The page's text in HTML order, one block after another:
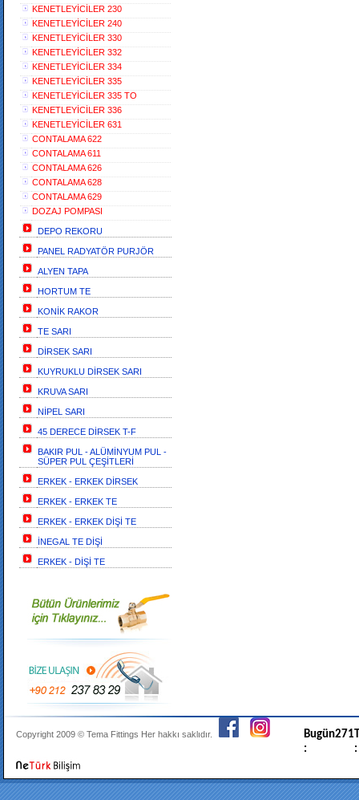
KENETLEYİCİLER 230
KENETLEYİCİLER 240
KENETLEYİCİLER 330
KENETLEYİCİLER 332
KENETLEYİCİLER 334
KENETLEYİCİLER 335
KENETLEYİCİLER 335 TO
KENETLEYİCİLER 336
KENETLEYİCİLER 631
CONTALAMA 622
CONTALAMA 611
CONTALAMA 626
CONTALAMA 628
CONTALAMA 629
DOZAJ POMPASI
DEPO REKORU
PANEL RADYATÖR PURJÖR
ALYEN TAPA
HORTUM TE
KONİK RAKOR
TE SARI
DİRSEK SARI
KUYRUKLU DİRSEK SARI
KRUVA SARI
NİPEL SARI
45 DERECE DİRSEK T-F
BAKIR PUL - ALÜMİNYUM PUL -
SÜPER PUL ÇEŞİTLERİ
ERKEK - ERKEK DİRSEK
ERKEK - ERKEK TE
ERKEK - ERKEK DİŞİ TE
İNEGAL TE DİŞİ
ERKEK - DİŞİ TE
Copyright 2009 © Tema Fittings Her hakkı saklıdır.
Bugün
:
271
: